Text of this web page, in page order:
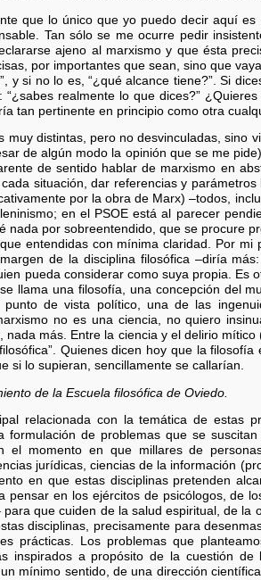
que lo único que yo puedo decir aquí
Tan sólo se me ocurre pedir
ajeno al marxismo y que ésta
por importantes que sean, sino que
y si no lo es, “¿qué alcance tiene?”. Si
realmente lo que dices?”
tan pertinente en principio como otra
muy distintas, pero no desvinculadas,
de algún modo la opinión que se me
de sentido hablar de marxismo en
situación, dar referencias y
por la obra de Marx) –todos,
en el PSOE está al parecer
nada por sobreentendido, que se procure
entendidas con mínima claridad. Por
de la disciplina filosófica –diría
pueda considerar como suya propia. Es
llama una filosofía, una concepción del
de vista político, una de las
no es una ciencia, no quiero
nada más. Entre la ciencia y el delirio
Quienes dicen hoy que la
si lo supieran, sencillamente se callarían.
de la Escuela filosófica de Oviedo.
relacionada con la temática de estas
formulación de problemas que se
el momento en que millares de
jurídicas, ciencias de la información
en que estas disciplinas pretenden
pensar en los ejércitos de psicólogos, de
que cuiden de la salud espiritual, de
disciplinas, precisamente para
prácticas. Los problemas que
inspirados a propósito de la cuestión
mínimo sentido, de una dirección